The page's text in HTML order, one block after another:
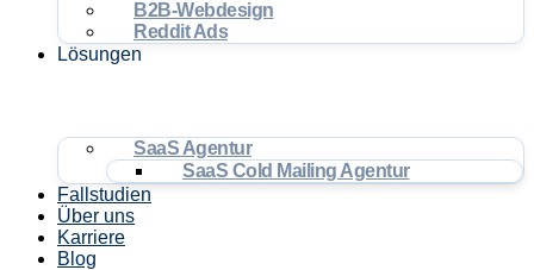
B2B-Webdesign
Reddit Ads
Lösungen
SaaS Agentur
SaaS Cold Mailing Agentur
Fallstudien
Über uns
Karriere
Blog